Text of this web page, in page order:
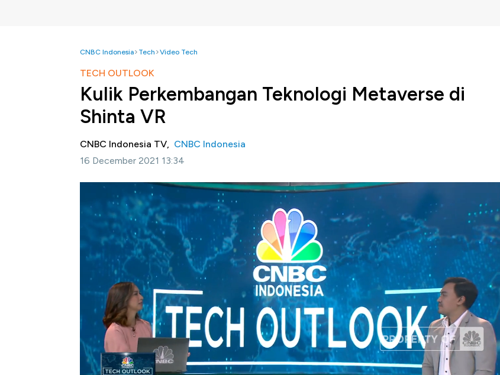
CNBC Indonesia Tech Video Tech
TECH OUTLOOK
Kulik Perkembangan Teknologi Metaverse di
Shinta VR
CNBC Indonesia TV, CNBC Indonesia
16 December 2021 13:34
Jakarta, CNBC Indonesia-CNBC Indonesia bersama Shinta VR menggerar Tech Outlook dengan
tema Virtual Reality dan Kontribusi Terhadap Ekonomi" untuk mengupas seluk beluk teknologi Virtual
Reality dan Augmented Reality serta potensi dan kontribusinya bagi ekonomi Indonesia. Lebih Kenal
Perkembangan Teknologi Metaverse Bersama Shinta VR Direktur Utama Shinta VR, Andes Rizky
dalam dialog Virtual Reality & Dampaknya Bagi Ekonomi menyampaikan bagaimana perkembangan
teknologi dalam virtual reality dan augmented reality hingga teknologi Metaverse yang dapat
dimanfaatkan kedalam perekonomian. Seperti apa arah perkembangan teknologi metaverse?
Selengkapnya simak dialog Syarifah Rahma dengan Direktur Utama Shinta VR, Andes Rizky Tech
Outlook, CNBC Indonesia (Kamis, 16/12/2021)
Bagikan: